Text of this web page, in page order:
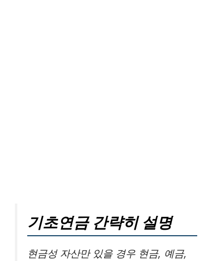
기초연금 간략히 설명
현금성 자산만 있을 경우 현금, 예금,